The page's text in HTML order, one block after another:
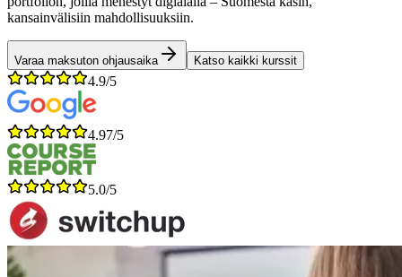
kansainvälisiin mahdollisuuksiin.
Varaa maksuton ohjausaika Katso kaikki kurssit
4.9/5
4.97/5
5.0/5